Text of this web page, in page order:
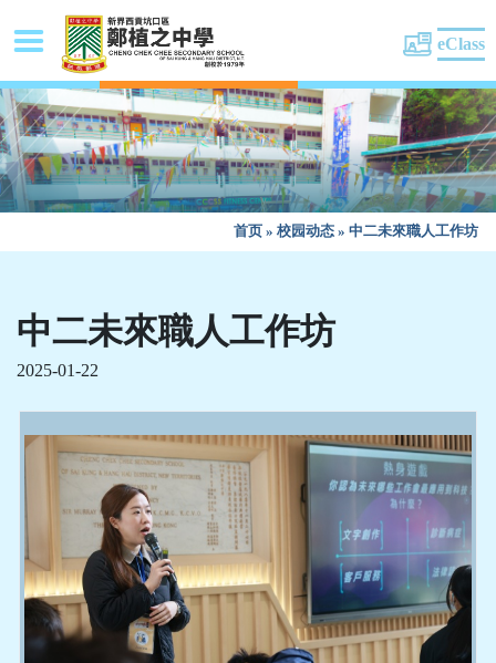
eClass
首页 » 校园动态 » 中二未來職人工作坊
中二未來職人工作坊
2025-01-22